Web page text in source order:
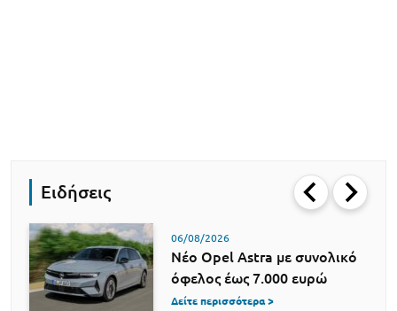
Ειδήσεις
06/08/2026
Νέο Opel Astra με συνολικό
όφελος έως 7.000 ευρώ
Δείτε περισσότερα >